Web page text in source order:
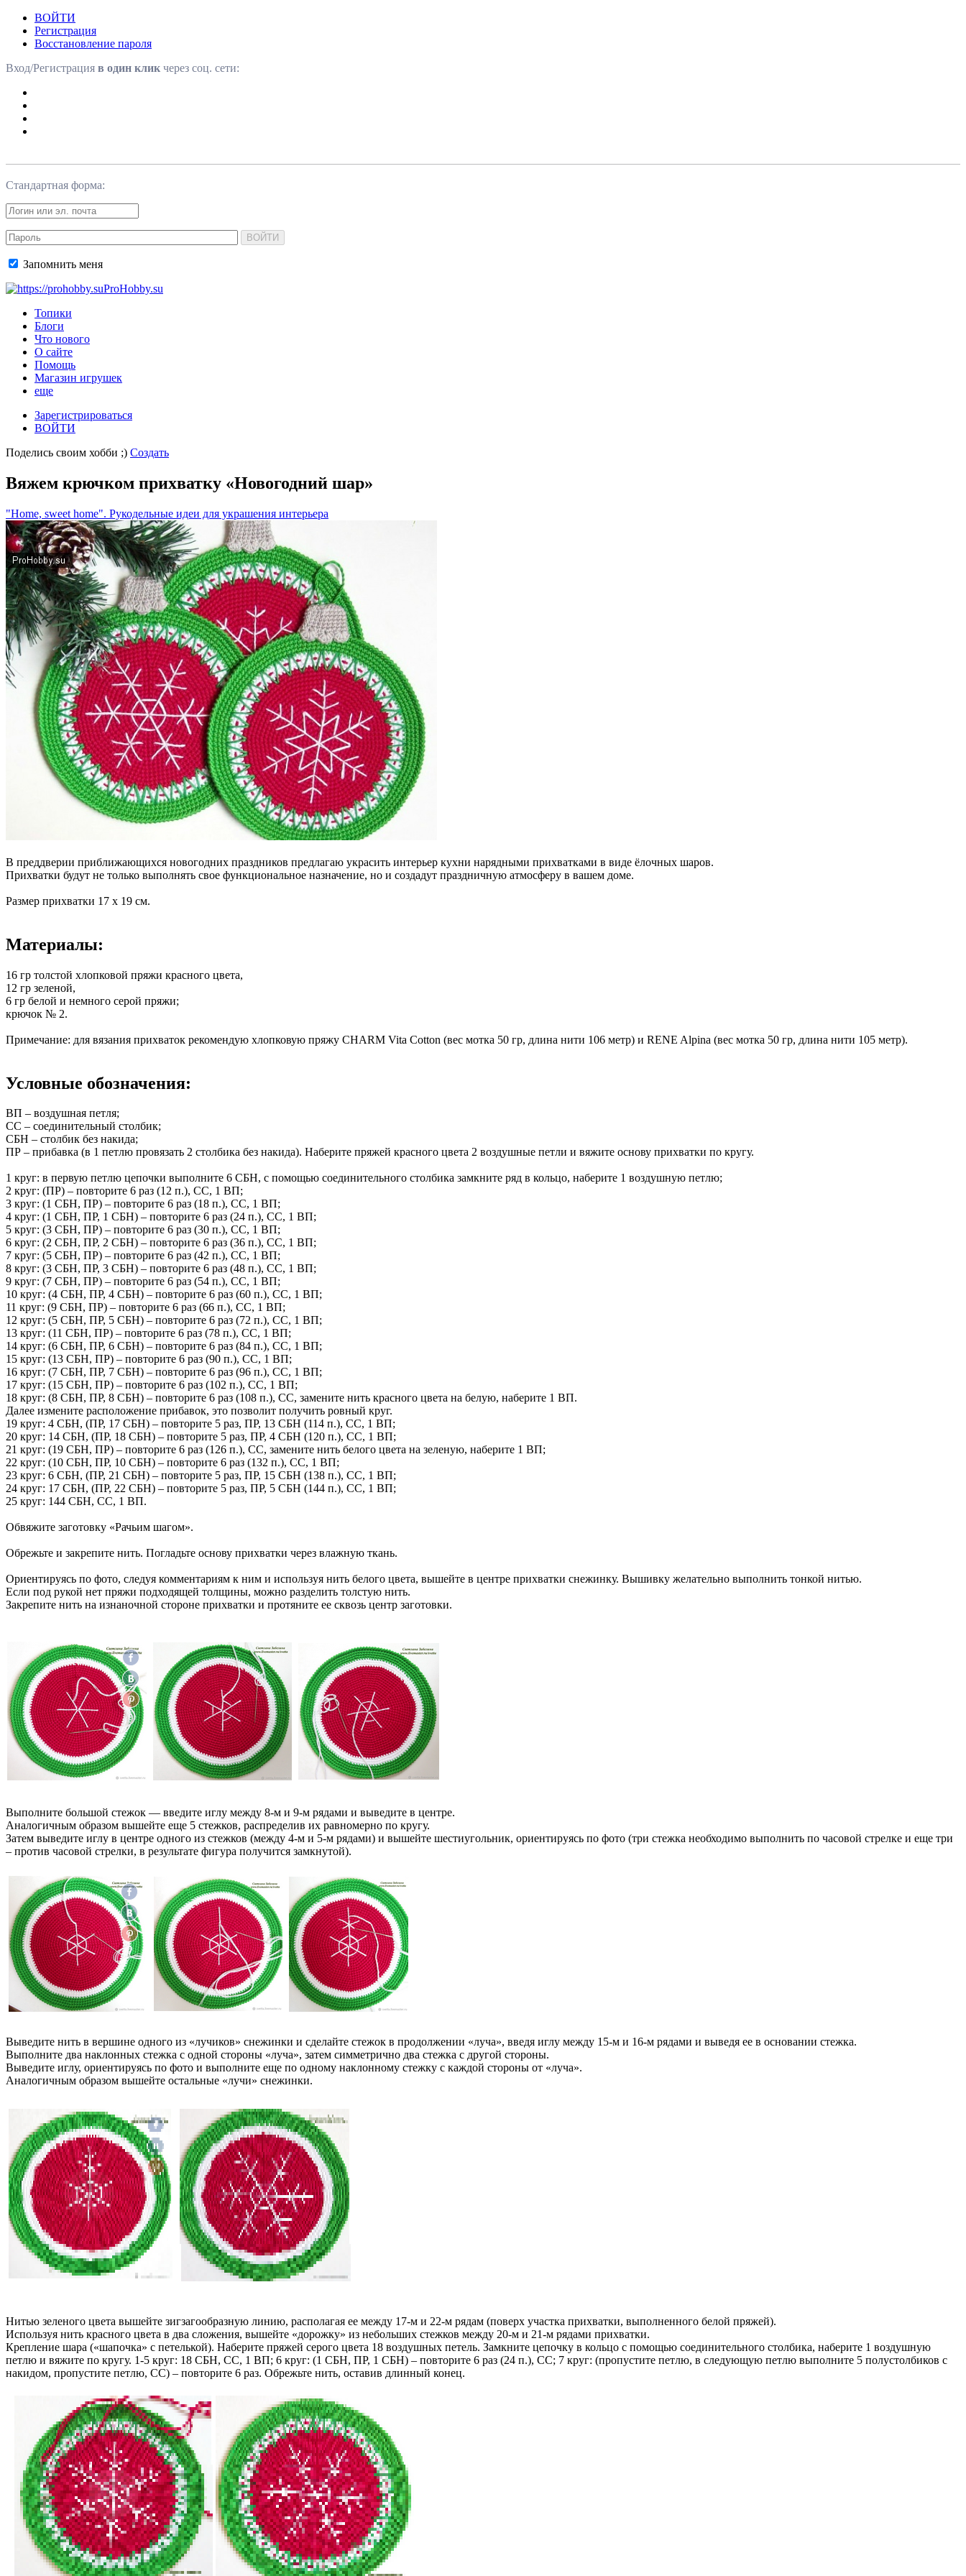
ВОЙТИ
Регистрация
Восстановление пароля
Вход/Регистрация в один клик через соц. сети:
Стандартная форма:
ВОЙТИ
Запомнить меня
ProHobby.su
Топики
Блоги
Что нового
О сайте
Помощь
Магазин игрушек
еще
Зарегистрироваться
ВОЙТИ
Поделись своим хобби ;) Создать
Вяжем крючком прихватку «Новогодний шар»
"Home, sweet home". Рукодельные идеи для украшения интерьера
В преддверии приближающихся новогодних праздников предлагаю украсить интерьер кухни нарядными прихватками в виде ёлочных шаров.
Прихватки будут не только выполнять свое функциональное назначение, но и создадут праздничную атмосферу в вашем доме.
Размер прихватки 17 х 19 см.
Материалы:
16 гр толстой хлопковой пряжи красного цвета,
12 гр зеленой,
6 гр белой и немного серой пряжи;
крючок № 2.
Примечание: для вязания прихваток рекомендую хлопковую пряжу CHARM Vita Cotton (вес мотка 50 гр, длина нити 106 метр) и RENE Alpina (вес мотка 50 гр, длина нити 105 метр).
Условные обозначения:
ВП – воздушная петля;
СС – соединительный столбик;
СБН – столбик без накида;
ПР – прибавка (в 1 петлю провязать 2 столбика без накида). Наберите пряжей красного цвета 2 воздушные петли и вяжите основу прихватки по кругу.
1 круг: в первую петлю цепочки выполните 6 СБН, с помощью соединительного столбика замкните ряд в кольцо, наберите 1 воздушную петлю;
2 круг: (ПР) – повторите 6 раз (12 п.), СС, 1 ВП;
3 круг: (1 СБН, ПР) – повторите 6 раз (18 п.), СС, 1 ВП;
4 круг: (1 СБН, ПР, 1 СБН) – повторите 6 раз (24 п.), СС, 1 ВП;
5 круг: (3 СБН, ПР) – повторите 6 раз (30 п.), СС, 1 ВП;
6 круг: (2 СБН, ПР, 2 СБН) – повторите 6 раз (36 п.), СС, 1 ВП;
7 круг: (5 СБН, ПР) – повторите 6 раз (42 п.), СС, 1 ВП;
8 круг: (3 СБН, ПР, 3 СБН) – повторите 6 раз (48 п.), СС, 1 ВП;
9 круг: (7 СБН, ПР) – повторите 6 раз (54 п.), СС, 1 ВП;
10 круг: (4 СБН, ПР, 4 СБН) – повторите 6 раз (60 п.), СС, 1 ВП;
11 круг: (9 СБН, ПР) – повторите 6 раз (66 п.), СС, 1 ВП;
12 круг: (5 СБН, ПР, 5 СБН) – повторите 6 раз (72 п.), СС, 1 ВП;
13 круг: (11 СБН, ПР) – повторите 6 раз (78 п.), СС, 1 ВП;
14 круг: (6 СБН, ПР, 6 СБН) – повторите 6 раз (84 п.), СС, 1 ВП;
15 круг: (13 СБН, ПР) – повторите 6 раз (90 п.), СС, 1 ВП;
16 круг: (7 СБН, ПР, 7 СБН) – повторите 6 раз (96 п.), СС, 1 ВП;
17 круг: (15 СБН, ПР) – повторите 6 раз (102 п.), СС, 1 ВП;
18 круг: (8 СБН, ПР, 8 СБН) – повторите 6 раз (108 п.), СС, замените нить красного цвета на белую, наберите 1 ВП.
Далее измените расположение прибавок, это позволит получить ровный круг.
19 круг: 4 СБН, (ПР, 17 СБН) – повторите 5 раз, ПР, 13 СБН (114 п.), СС, 1 ВП;
20 круг: 14 СБН, (ПР, 18 СБН) – повторите 5 раз, ПР, 4 СБН (120 п.), СС, 1 ВП;
21 круг: (19 СБН, ПР) – повторите 6 раз (126 п.), СС, замените нить белого цвета на зеленую, наберите 1 ВП;
22 круг: (10 СБН, ПР, 10 СБН) – повторите 6 раз (132 п.), СС, 1 ВП;
23 круг: 6 СБН, (ПР, 21 СБН) – повторите 5 раз, ПР, 15 СБН (138 п.), СС, 1 ВП;
24 круг: 17 СБН, (ПР, 22 СБН) – повторите 5 раз, ПР, 5 СБН (144 п.), СС, 1 ВП;
25 круг: 144 СБН, СС, 1 ВП.
Обвяжите заготовку «Рачьим шагом».
Обрежьте и закрепите нить. Погладьте основу прихватки через влажную ткань.
Ориентируясь по фото, следуя комментариям к ним и используя нить белого цвета, вышейте в центре прихватки снежинку. Вышивку желательно выполнить тонкой нитью.
Если под рукой нет пряжи подходящей толщины, можно разделить толстую нить.
Закрепите нить на изнаночной стороне прихватки и протяните ее сквозь центр заготовки.
Выполните большой стежок — введите иглу между 8-м и 9-м рядами и выведите в центре.
Аналогичным образом вышейте еще 5 стежков, распределив их равномерно по кругу.
Затем выведите иглу в центре одного из стежков (между 4-м и 5-м рядами) и вышейте шестиугольник, ориентируясь по фото (три стежка необходимо выполнить по часовой стрелке и еще три
– против часовой стрелки, в результате фигура получится замкнутой).
Выведите нить в вершине одного из «лучиков» снежинки и сделайте стежок в продолжении «луча», введя иглу между 15-м и 16-м рядами и выведя ее в основании стежка.
Выполните два наклонных стежка с одной стороны «луча», затем симметрично два стежка с другой стороны.
Выведите иглу, ориентируясь по фото и выполните еще по одному наклонному стежку с каждой стороны от «луча».
Аналогичным образом вышейте остальные «лучи» снежинки.
Нитью зеленого цвета вышейте зигзагообразную линию, располагая ее между 17-м и 22-м рядам (поверх участка прихватки, выполненного белой пряжей).
Используя нить красного цвета в два сложения, вышейте «дорожку» из небольших стежков между 20-м и 21-м рядами прихватки.
Крепление шара («шапочка» с петелькой). Наберите пряжей серого цвета 18 воздушных петель. Замкните цепочку в кольцо с помощью соединительного столбика, наберите 1 воздушную
петлю и вяжите по кругу. 1-5 круг: 18 СБН, СС, 1 ВП; 6 круг: (1 СБН, ПР, 1 СБН) – повторите 6 раз (24 п.), СС; 7 круг: (пропустите петлю, в следующую петлю выполните 5 полустолбиков с
накидом, пропустите петлю, СС) – повторите 6 раз. Обрежьте нить, оставив длинный конец.